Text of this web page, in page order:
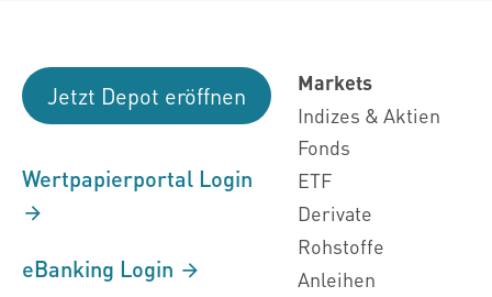
Jetzt Depot eröffnen
Wertpapierportal Login
eBanking Login
Markets
Indizes & Aktien
Fonds
ETF
Derivate
Rohstoffe
Anleihen